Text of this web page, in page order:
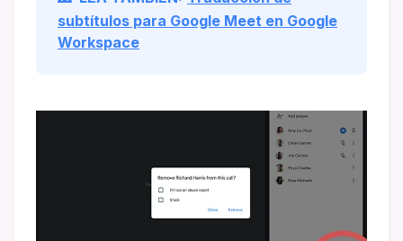
subtítulos para Google Meet en Google
Workspace